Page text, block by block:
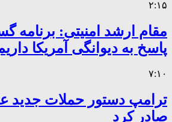
۲:۱۵
مقام ارشد امنیتی: برنامه
پاسخ به دیوانگی آمریکا
۷:۱۰
ترامپ دستور حملات جدید
صادر کرد